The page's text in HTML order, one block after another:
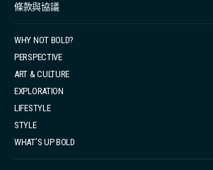
條款與協議
WHY NOT BOLD?
PERSPECTIVE
ART & CULTURE
EXPLORATION
LIFESTYLE
STYLE
WHAT’S UP BOLD